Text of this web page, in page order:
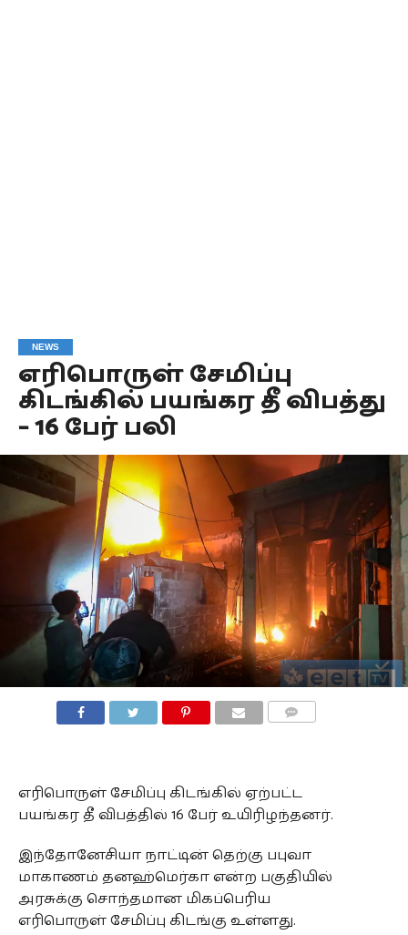
NEWS
எரிபொருள் சேமிப்பு
கிடங்கில் பயங்கர தீ விபத்து
– 16 பேர் பலி
எரிபொருள் சேமிப்பு கிடங்கில் ஏற்பட்ட
பயங்கர தீ விபத்தில் 16 பேர் உயிரிழந்தனர்.
இந்தோனேசியா நாட்டின் தெற்கு பபுவா
மாகாணம் தனஹ்மெர்கா என்ற பகுதியில்
அரசுக்கு சொந்தமான மிகப்பெரிய
எரிபொருள் சேமிப்பு கிடங்கு உள்ளது.